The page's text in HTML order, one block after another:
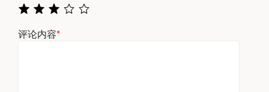
评论内容*